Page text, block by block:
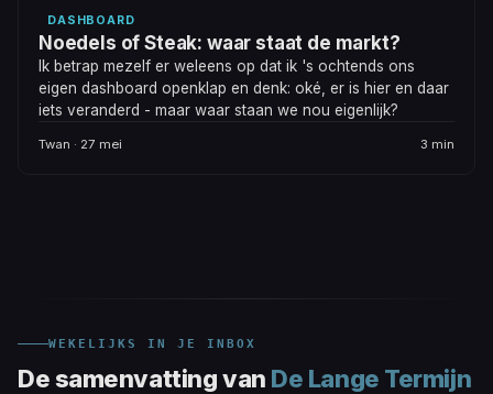
DASHBOARD
Noedels of Steak: waar staat de markt?
Ik betrap mezelf er weleens op dat ik 's ochtends ons
eigen dashboard openklap en denk: oké, er is hier en daar
iets veranderd - maar waar staan we nou eigenlijk?
Twan · 27 mei 3 min
WEKELIJKS IN JE INBOX
De samenvatting van De Lange Termijn